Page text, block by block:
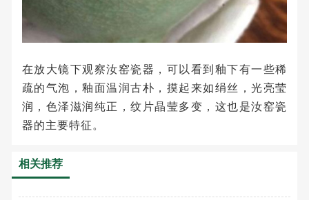
在放大镜下观察汝窑瓷器，可以看到釉下有一些稀
疏的气泡，釉面温润古朴，摸起来如绢丝，光亮莹
润，色泽滋润纯正，纹片晶莹多变，这也是汝窑瓷
器的主要特征。
相关推荐